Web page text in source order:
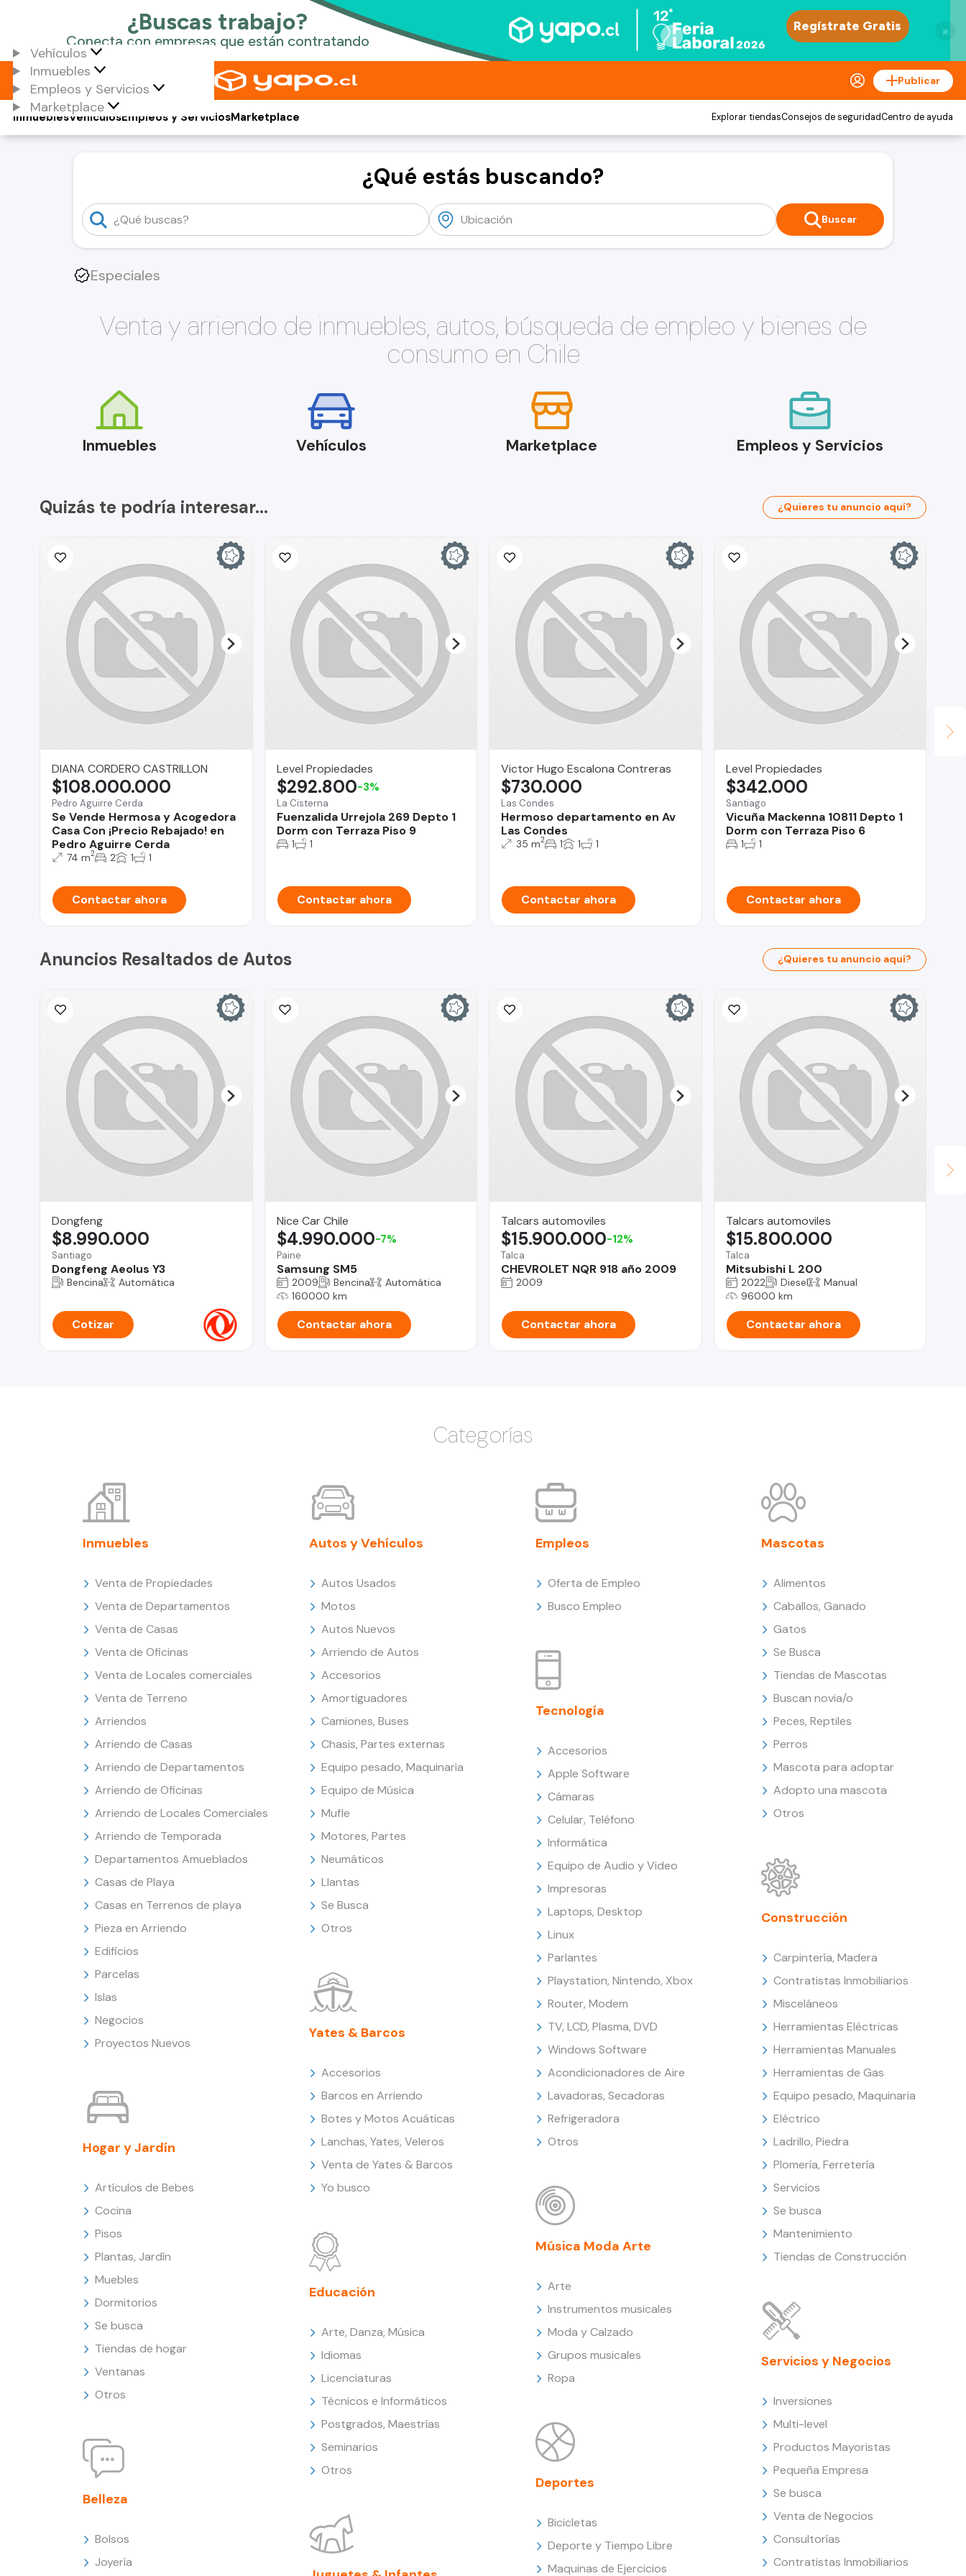
×
Vehículos
Inmuebles
Empleos y Servicios
Marketplace
Publicar
Vehículos
Inmuebles Empleos y ServiciosMarketplace Explorar tiendasConsejos de seguridadCentro de ayuda
¿Qué estás buscando?
Buscar
Especiales
Venta y arriendo de inmuebles, autos, búsqueda de empleo y bienes de
consumo en Chile
Inmuebles Vehículos Marketplace Empleos y Servicios
Quizás te podría interesar... ¿Quieres tu anuncio aquí?
DIANA CORDERO CASTRILLON
Pedro Aguirre Cerda
Se Vende Hermosa y Acogedora
Casa Con ¡Precio Rebajado! en
Pedro Aguirre Cerda
$108.000.000
74 m2 2 1 1
Contactar ahora
Level Propiedades
La Cisterna
Fuenzalida Urrejola 269 Depto 1
Dorm con Terraza Piso 9
$292.800-3%
1 1
Contactar ahora
Victor Hugo Escalona Contreras
Las Condes
Hermoso departamento en Av
Las Condes
$730.000
35 m2 1 1 1
Contactar ahora
Level Propiedades
Santiago
Vicuña Mackenna 10811 Depto 1
Dorm con Terraza Piso 6
$342.000
1 1
Contactar ahora
Anuncios Resaltados de Autos ¿Quieres tu anuncio aquí?
Dongfeng
Santiago
Dongfeng Aeolus Y3
$8.990.000
Bencina Automática
Cotizar
Nice Car Chile
Paine
Samsung SM5
$4.990.000-7%
2009 Bencina
Automática
160000 km
Contactar ahora
Talcars automoviles
Talca
CHEVROLET NQR 918 año 2009
$15.900.000-12%
2009
Contactar ahora
Talcars automoviles
Talca
Mitsubishi L 200
$15.800.000
2022 Diesel
Manual
96000 km
Contactar ahora
Categorías
Inmuebles
Venta de Propiedades
Venta de Departamentos
Venta de Casas
Venta de Oficinas
Venta de Locales comerciales
Venta de Terreno
Arriendos
Arriendo de Casas
Arriendo de Departamentos
Arriendo de Oficinas
Arriendo de Locales Comerciales
Arriendo de Temporada
Departamentos Amueblados
Casas de Playa
Casas en Terrenos de playa
Pieza en Arriendo
Edificios
Parcelas
Islas
Negocios
Proyectos Nuevos
Hogar y Jardín
Artículos de Bebes
Cocina
Pisos
Plantas, Jardín
Muebles
Dormitorios
Se busca
Tiendas de hogar
Ventanas
Otros
Belleza
Bolsos
Joyería
Autos y Vehículos
Autos Usados
Motos
Autos Nuevos
Arriendo de Autos
Accesorios
Amortiguadores
Camiones, Buses
Chasis, Partes externas
Equipo pesado, Maquinaria
Equipo de Música
Mufle
Motores, Partes
Neumáticos
Llantas
Se Busca
Otros
Yates & Barcos
Accesorios
Barcos en Arriendo
Botes y Motos Acuáticas
Lanchas, Yates, Veleros
Venta de Yates & Barcos
Yo busco
Educación
Arte, Danza, Música
Idiomas
Licenciaturas
Técnicos e Informáticos
Postgrados, Maestrías
Seminarios
Otros
Empleos
Oferta de Empleo
Busco Empleo
Tecnología
Accesorios
Apple Software
Cámaras
Celular, Teléfono
Informática
Equipo de Audio y Video
Impresoras
Laptops, Desktop
Linux
Parlantes
Playstation, Nintendo, Xbox
Router, Modem
TV, LCD, Plasma, DVD
Windows Software
Acondicionadores de Aire
Lavadoras, Secadoras
Refrigeradora
Otros
Música Moda Arte
Arte
Instrumentos musicales
Moda y Calzado
Grupos musicales
Ropa
Deportes
Bicicletas
Deporte y Tiempo Libre
Maquinas de Ejercicios
Mascotas
Alimentos
Caballos, Ganado
Gatos
Se Busca
Tiendas de Mascotas
Buscan novia/o
Peces, Reptiles
Perros
Mascota para adoptar
Adopto una mascota
Otros
Construcción
Carpintería, Madera
Contratistas Inmobiliarios
Misceláneos
Herramientas Eléctricas
Herramientas Manuales
Herramientas de Gas
Equipo pesado, Maquinaria
Eléctrico
Ladrillo, Piedra
Plomería, Ferretería
Servicios
Se busca
Mantenimiento
Tiendas de Construcción
Servicios y Negocios
Inversiones
Multi-level
Productos Mayoristas
Pequeña Empresa
Se busca
Venta de Negocios
Consultorías
Contratistas Inmobiliarios